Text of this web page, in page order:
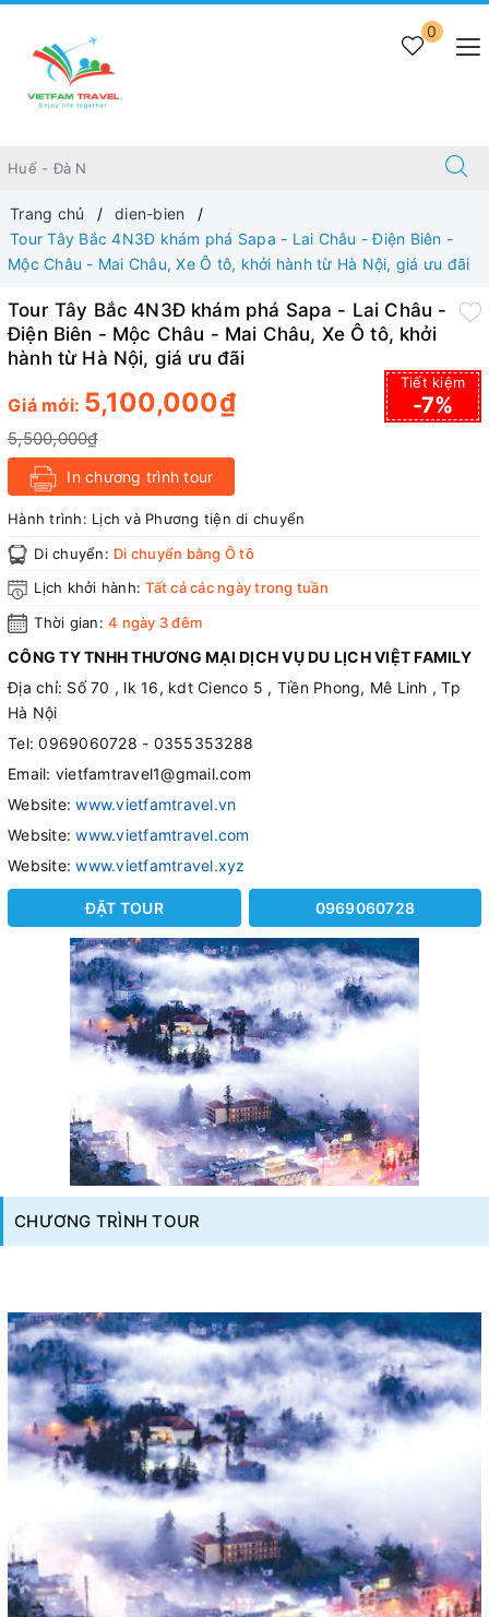
0
Trang chủ
dien-bien
Tour Tây Bắc 4N3Đ khám phá Sapa - Lai Châu - Điện Biên -
Mộc Châu - Mai Châu, Xe Ô tô, khởi hành từ Hà Nội, giá ưu đãi
CHƯƠNG TRÌNH TOUR
Tour Tây Bắc 4N3Đ khám phá Sapa - Lai Châu -
Điện Biên - Mộc Châu - Mai Châu, Xe Ô tô, khởi
hành từ Hà Nội, giá ưu đãi
Giá mới: 5,100,000₫
5,500,000₫
Tiết kiệm
-7%
In chương trình tour
Hành trình: Lịch và Phương tiện di chuyển
Di chuyển: Di chuyển bằng Ô tô
Lịch khởi hành:Tất cả các ngày trong tuần
Thời gian: 4 ngày 3 đêm
CÔNG TY TNHH THƯƠNG MẠI DỊCH VỤ DU LỊCH VIỆT FAMILY
Địa chỉ: Số 70 , lk 16, kdt Cienco 5 , Tiền Phong, Mê Linh , Tp
Hà Nội
Tel: 0969060728 - 0355353288
Email: vietfamtravel1@gmail.com
Website:www.vietfamtravel.vn
Website:www.vietfamtravel.com
Website:www.vietfamtravel.xyz
ĐẶT TOUR 0969060728